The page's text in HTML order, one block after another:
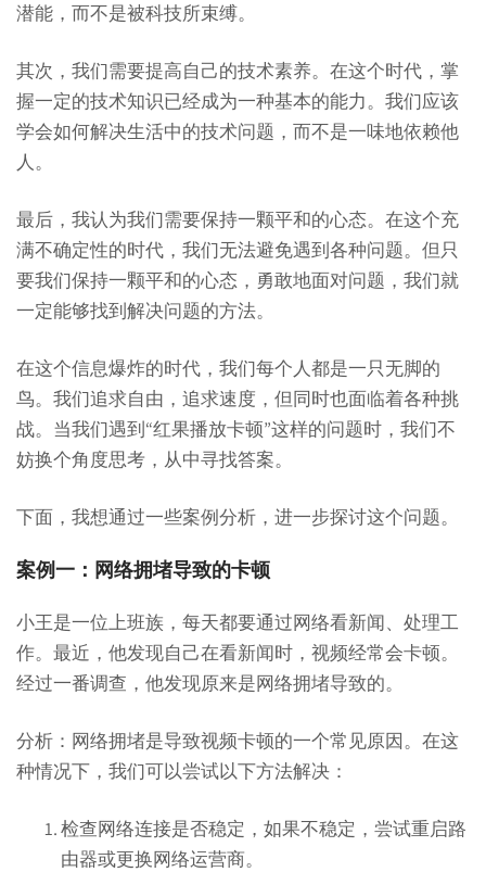
潜能，而不是被科技所束缚。
其次，我们需要提高自己的技术素养。在这个时代，掌
握一定的技术知识已经成为一种基本的能力。我们应该
学会如何解决生活中的技术问题，而不是一味地依赖他
人。
最后，我认为我们需要保持一颗平和的心态。在这个充
满不确定性的时代，我们无法避免遇到各种问题。但只
要我们保持一颗平和的心态，勇敢地面对问题，我们就
一定能够找到解决问题的方法。
在这个信息爆炸的时代，我们每个人都是一只无脚的
鸟。我们追求自由，追求速度，但同时也面临着各种挑
战。当我们遇到“红果播放卡顿”这样的问题时，我们不
妨换个角度思考，从中寻找答案。
下面，我想通过一些案例分析，进一步探讨这个问题。
案例一：网络拥堵导致的卡顿
小王是一位上班族，每天都要通过网络看新闻、处理工
作。最近，他发现自己在看新闻时，视频经常会卡顿。
经过一番调查，他发现原来是网络拥堵导致的。
分析：网络拥堵是导致视频卡顿的一个常见原因。在这
种情况下，我们可以尝试以下方法解决：
检查网络连接是否稳定，如果不稳定，尝试重启路
由器或更换网络运营商。